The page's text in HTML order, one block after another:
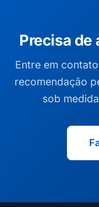
Precisa de
Entre em
recomendação
sob